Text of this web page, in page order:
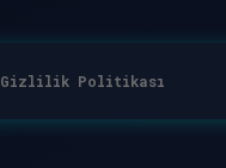
Gizlilik Politikası